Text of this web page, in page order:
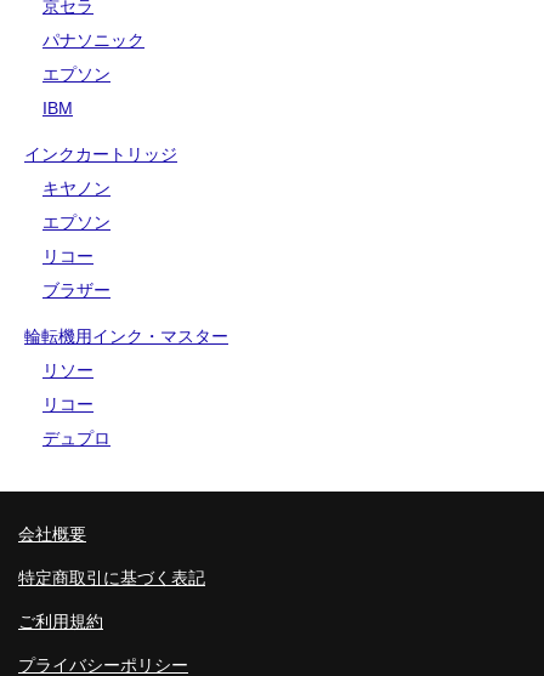
京セラ
パナソニック
エプソン
IBM
インクカートリッジ
キヤノン
エプソン
リコー
ブラザー
輪転機用インク・マスター
リソー
リコー
デュプロ
会社概要
特定商取引に基づく表記
ご利用規約
プライバシーポリシー